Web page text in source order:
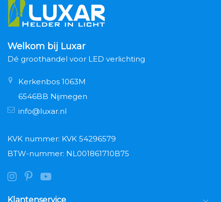
Welkom bij Luxar
Dé groothandel voor LED verlichting
Kerkenbos 1063M
6546BB Nijmegen
info@luxar.nl
KVK nummer: KVK 54296579
BTW-nummer: NL001861710B75
Klantenservice